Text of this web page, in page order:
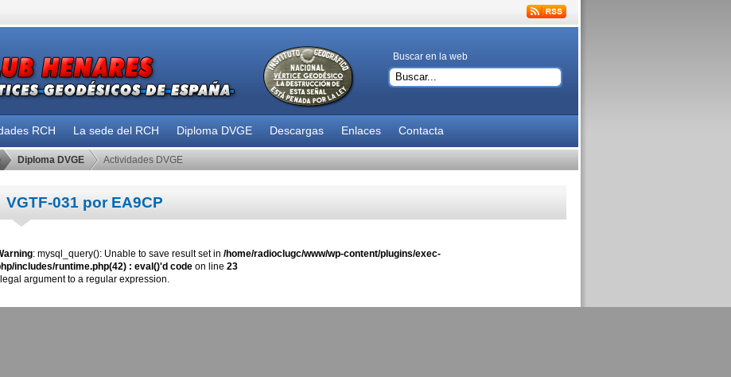
Buscar en la web
RCH La sede del RCH Diploma DVGE Descargas Enlaces Contacta
Diploma DVGE Actividades DVGE
VGTF-031 por EA9CP
: mysql_query(): Unable to save result set in /home/radioclugc/www/wp-content/plugins/exec-
includes/runtime.php(42) : eval()'d codeon line 23
Illegal argument to a regular expression.